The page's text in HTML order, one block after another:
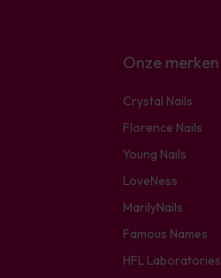
Onze merken
Crystal Nails
Florence Nails
Young Nails
LoveNess
MarilyNails
Famous Names
HFL Laboratories